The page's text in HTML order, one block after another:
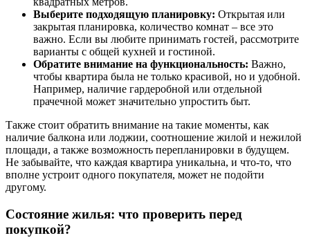
Выберите подходящую планировку: Открытая или
закрытая планировка, количество комнат – все это
важно. Если вы любите принимать гостей, рассмотрите
варианты с общей кухней и гостиной.
Обратите внимание на функциональность: Важно,
чтобы квартира была не только красивой, но и удобной.
Например, наличие гардеробной или отдельной
прачечной может значительно упростить быт.
Также стоит обратить внимание на такие моменты, как
наличие балкона или лоджии, соотношение жилой и нежилой
площади, а также возможность перепланировки в будущем.
Не забывайте, что каждая квартира уникальна, и что-то, что
вполне устроит одного покупателя, может не подойти
другому.
Состояние жилья: что проверить перед
покупкой?